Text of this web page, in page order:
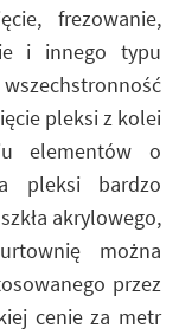
frezowanie,
i innego typu
pleksi z kolei
elementów o
pleksi bardzo
akrylowego,
można
przez
cenie za metr